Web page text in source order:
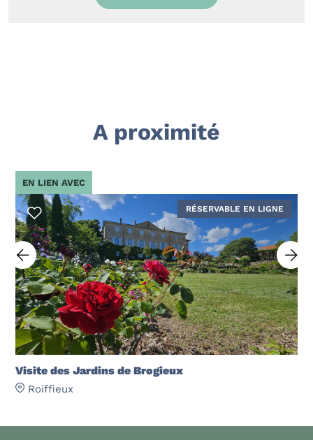
A proximité
Visite des Jardins de Brogieux
Roiffieux
RÉSERVABLE EN LIGNE
EN LIEN AVEC